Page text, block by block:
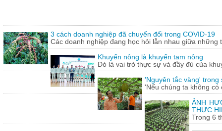
3 cách doanh nghiệp đã chuyển đổi trong COVID-19
Các doanh nghiệp đang học hỏi lẫn nhau giữa những
Khuyến nông là khuyến tam nông
Đó là vai trò thực sự và đầy đủ của
'Nguyên tắc vàng' trong
'Nếu chúng ta không
ẢNH
THỰC
Trong 6